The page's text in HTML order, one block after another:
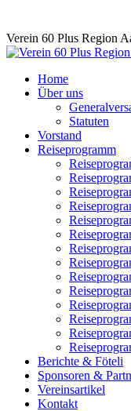
Skip
to
Verein 60 Plus Region
Home
Über uns
Statuten
Vorstand
Reiseprogramm
Berichte & Föteli
Sponsoren &
Vereinsartikel
Kontakt